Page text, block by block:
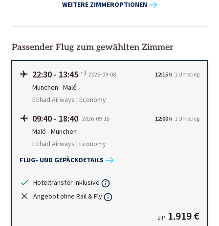
WEITERE ZIMMEROPTIONEN
Passender Flug zum gewählten Zimmer
22:30 - 13:45 +1 2026-09-08 12:15 h 1 Umstieg
München -Malé
Etihad Airways | Economy
09:40 - 18:40 2026-09-15 12:00 h 1 Umstieg
Malé -München
Etihad Airways | Economy
FLUG- UND GEPÄCKDETAILS
Hoteltransfer inklusive
Angebot ohne Rail & Fly
p.P. 1.919 €